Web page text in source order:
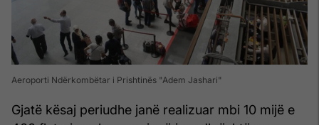
Aeroporti Ndërkombëtar i Prishtinës "Adem Jashari"
Gjatë kësaj periudhe janë realizuar mbi 10 mijë e